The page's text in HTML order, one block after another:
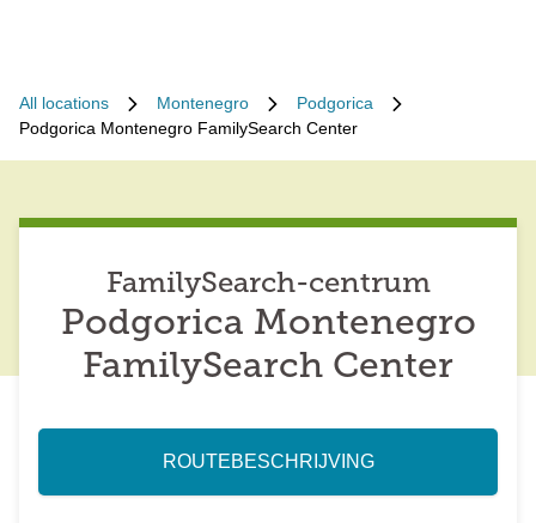
All locations Montenegro
Podgorica
Podgorica Montenegro FamilySearch Center
FamilySearch-centrum
Podgorica Montenegro
FamilySearch Center
ROUTEBESCHRIJVING